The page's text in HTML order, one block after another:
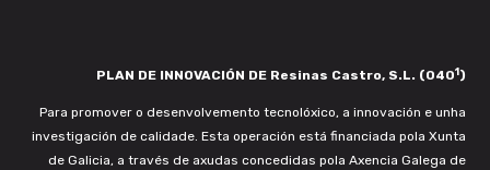
PLAN DE INNOVACIÓN DE Resinas Castro, S.L. (0401)
Para promover o desenvolvemento tecnolóxico, a innovación e unha
investigación de calidade. Esta operación está financiada pola Xunta
de Galicia, a través de axudas concedidas pola Axencia Galega de